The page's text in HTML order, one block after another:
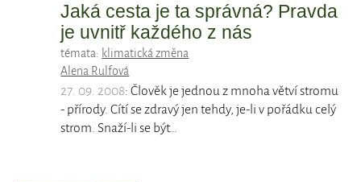
Jaká cesta je ta správná? Pravda
je uvnitř každého z nás
témata: klimatická změna
Alena Rulfová
27. 09. 2008: Člověk je jednou z mnoha větví stromu
- přírody. Cítí se zdravý jen tehdy, je-li v pořádku celý
strom. Snaží-li se být…